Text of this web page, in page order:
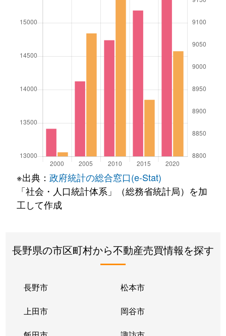
※出典： 政府統計の総合窓口(e-Stat)
「社会・人口統計体系」（総務省統計局）を加
工して作成
長野県の市区町村から不動産売買情報を探す
長野市 松本市
上田市 岡谷市